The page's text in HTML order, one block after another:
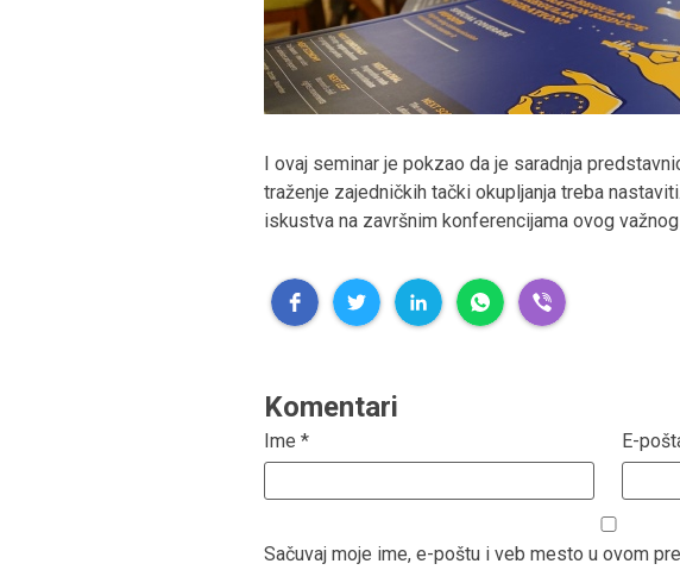
I ovaj seminar je pokzao da je saradnja
traženje zajedničkih tački okupljanja treba
iskustva na završnim konferencijama ovog
Komentari
Ime * E-
Sačuvaj moje ime, e-poštu i veb mesto u ovom